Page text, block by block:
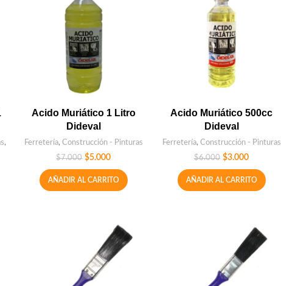
,
Acido Muriático 1 Litro
Dideval
Ferretería, Construcción - Pinturas
$7.000 $5.000
AÑADIR AL CARRITO
Acido Muriático 500cc
Dideval
Ferretería, Construcción - Pinturas
$6.000 $3.000
AÑADIR AL CARRITO